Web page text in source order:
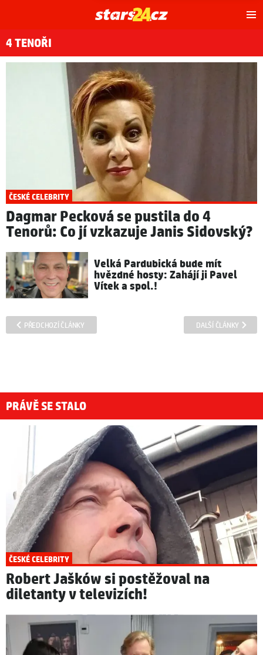
4 TENOŘI
ČESKÉ CELEBRITY
Dagmar Pecková se pustila do 4
Tenorů: Co jí vzkazuje Janis Sidovský?
Velká Pardubická bude mít
hvězdné hosty: Zahájí ji Pavel
Vítek a spol.!
PŘEDCHOZÍ ČLÁNKY DALŠÍ ČLÁNKY
PRÁVĚ SE STALO
ČESKÉ CELEBRITY
Robert Jašków si postěžoval na
diletanty v televizích!